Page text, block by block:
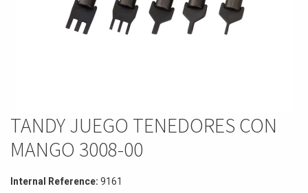
TANDY JUEGO TENEDORES CON
MANGO 3008-00
Internal Reference:9161